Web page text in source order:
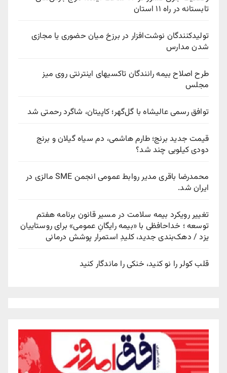
تابستانه در راه ۱۱ استان
تولیدکنندگان نوشت‌افزار در برزخ میان حضوری یا مجازی
شدن مدارس
طرح اصلاح بیمه رانندگان تاکسیهای اینترنتی روی میز
مجلس
توافق رسمی عالیشاه با گل‌گهر؛ کاپیتان، شاگرد رحمتی شد
قیمت جدید برنج؛ طارم هاشمی، دم سیاه گیلان و برنج
دودی کیلویی چند شد؟
محمدرضا باقری مدیر روابط عمومی انجمن SME مالزی در
ایران شد.
تغییر رویکرد بیمه سلامت در مسیر قانون برنامه هفتم
توسعه ؛ خداحافظی با «بیمه رایگانِ عمومی» برای روستاییان
یزد / دهک‌بندی جدید، کلیدِ استمرار پوشش درمانی
قلب کولر را نو کنید، خنکی را ماندگار کنید